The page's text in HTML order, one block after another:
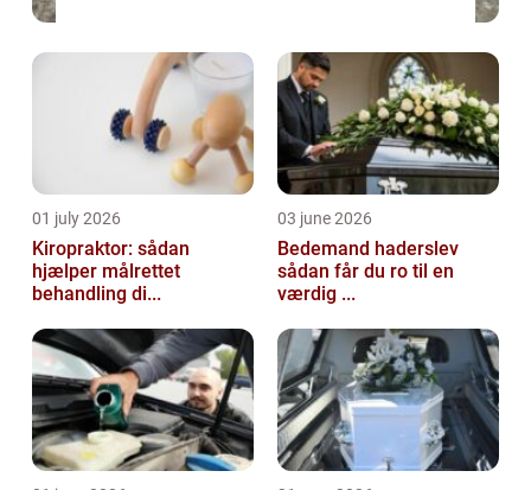
01 july 2026
Kiropraktor: sådan
hjælper målrettet
behandling di...
03 june 2026
Bedemand haderslev
sådan får du ro til en
værdig ...